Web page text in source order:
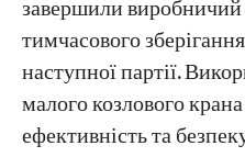
завершили
тимчасового
наступної партії.
малого козлового
ефективність та